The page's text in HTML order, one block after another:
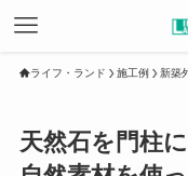
ライフ・ランド 施工例 新築
天然石を門柱